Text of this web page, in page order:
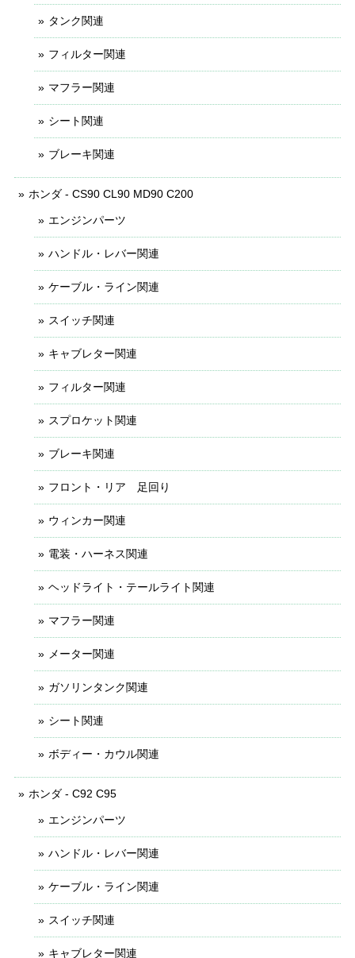
タンク関連
フィルター関連
マフラー関連
シート関連
ブレーキ関連
ホンダ - CS90 CL90 MD90 C200
エンジンパーツ
ハンドル・レバー関連
ケーブル・ライン関連
スイッチ関連
キャブレター関連
フィルター関連
スプロケット関連
ブレーキ関連
フロント・リア 足回り
ウィンカー関連
電装・ハーネス関連
ヘッドライト・テールライト関連
マフラー関連
メーター関連
ガソリンタンク関連
シート関連
ボディー・カウル関連
ホンダ - C92 C95
エンジンパーツ
ハンドル・レバー関連
ケーブル・ライン関連
スイッチ関連
キャブレター関連